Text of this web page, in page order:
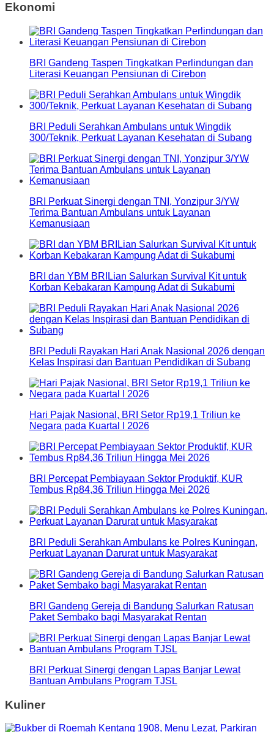
Ekonomi
BRI Gandeng Taspen Tingkatkan Perlindungan dan
Literasi Keuangan Pensiunan di Cirebon
BRI Peduli Serahkan Ambulans untuk Wingdik
300/Teknik, Perkuat Layanan Kesehatan di Subang
BRI Perkuat Sinergi dengan TNI, Yonzipur 3/YW
Terima Bantuan Ambulans untuk Layanan
Kemanusiaan
BRI dan YBM BRILian Salurkan Survival Kit untuk
Korban Kebakaran Kampung Adat di Sukabumi
BRI Peduli Rayakan Hari Anak Nasional 2026 dengan
Kelas Inspirasi dan Bantuan Pendidikan di Subang
Hari Pajak Nasional, BRI Setor Rp19,1 Triliun ke
Negara pada Kuartal I 2026
BRI Percepat Pembiayaan Sektor Produktif, KUR
Tembus Rp84,36 Triliun Hingga Mei 2026
BRI Peduli Serahkan Ambulans ke Polres Kuningan,
Perkuat Layanan Darurat untuk Masyarakat
BRI Gandeng Gereja di Bandung Salurkan Ratusan
Paket Sembako bagi Masyarakat Rentan
BRI Perkuat Sinergi dengan Lapas Banjar Lewat
Bantuan Ambulans Program TJSL
Kuliner